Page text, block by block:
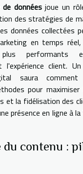
de donnéesjoue un
des stratégies de
données collectées
en temps
performants
l'expérience client.
saura
pour maximiser
et la fidélisation des
présence en ligne à
du contenu :